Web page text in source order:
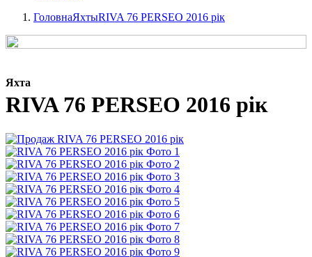
ГоловнаЯхтыRIVA 76 PERSEO 2016 рік
Яхта
RIVA 76 PERSEO 2016 рік